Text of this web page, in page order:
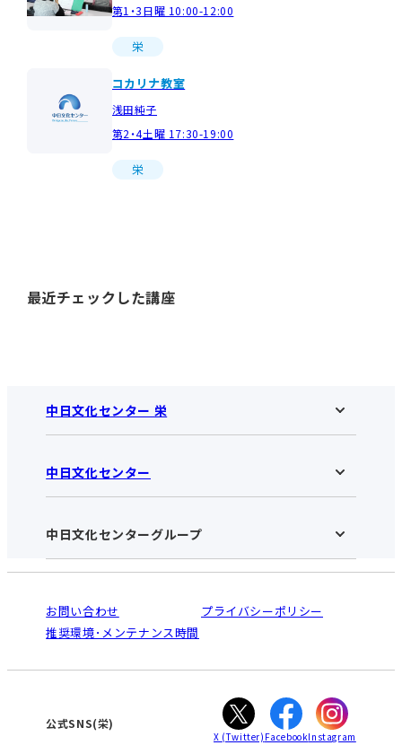
第1・3日曜 10:00-12:00
栄
コカリナ教室
浅田純子
第2・4土曜 17:30-19:00
栄
最近チェックした講座
中日文化センター 栄
中日文化センター 栄HOME
お知らせ
アクセス･営業時間
お申し込みの流れ
入会と受講のご案内
中日文化センター
中日文化センターHOME
中日文化センターとは
受講規約・会員特典
ご利用ガイド
オンライン講座受講の手順
WEBサイトのよくある質問
中日文化センターグループ
南大高
犬山
高蔵寺
大垣
津
お問い合わせ
プライバシーポリシー
推奨環境･メンテナンス時間
公式SNS(栄)
X (Twitter) FacebookInstagram